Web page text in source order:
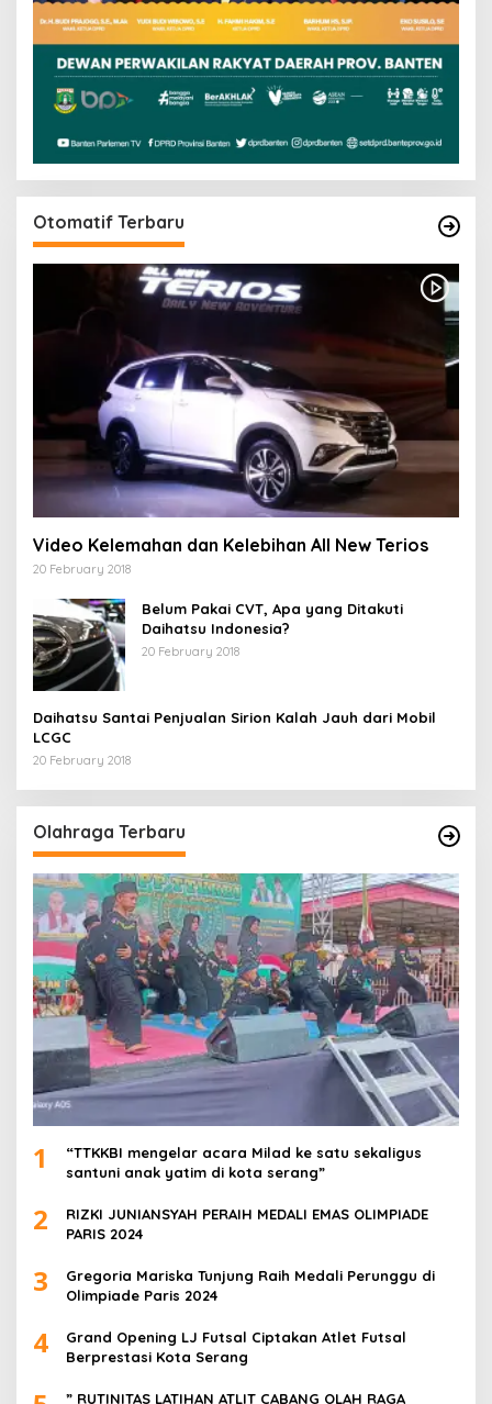
Otomatif Terbaru
Video Kelemahan dan Kelebihan All New Terios
20 February 2018
Belum Pakai CVT, Apa yang Ditakuti
Daihatsu Indonesia?
20 February 2018
Daihatsu Santai Penjualan Sirion Kalah Jauh dari Mobil
LCGC
20 February 2018
Olahraga Terbaru
1
“TTKKBI mengelar acara Milad ke satu sekaligus
santuni anak yatim di kota serang”
2
RIZKI JUNIANSYAH PERAIH MEDALI EMAS OLIMPIADE
PARIS 2024
3
Gregoria Mariska Tunjung Raih Medali Perunggu di
Olimpiade Paris 2024
4
Grand Opening LJ Futsal Ciptakan Atlet Futsal
Berprestasi Kota Serang
” RUTINITAS LATIHAN ATLIT CABANG OLAH RAGA